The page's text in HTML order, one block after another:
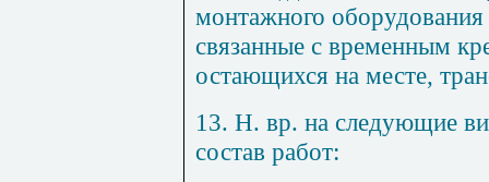
монтажного оборудования
связанные с временным
остающихся на месте, тран
13. Н. вр. на следующие
состав работ: